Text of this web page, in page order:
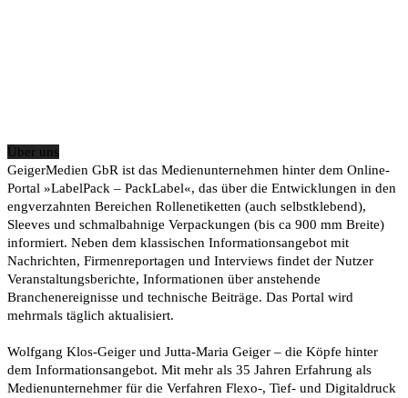
Über uns
GeigerMedien GbR ist das Medienunternehmen hinter dem Online-
Portal »LabelPack – PackLabel«, das über die Entwicklungen in den
engverzahnten Bereichen Rollenetiketten (auch selbstklebend),
Sleeves und schmalbahnige Verpackungen (bis ca 900 mm Breite)
informiert. Neben dem klassischen Informationsangebot mit
Nachrichten, Firmenreportagen und Interviews findet der Nutzer
Veranstaltungsberichte, Informationen über anstehende
Branchenereignisse und technische Beiträge. Das Portal wird
mehrmals täglich aktualisiert.
Wolfgang Klos-Geiger und Jutta-Maria Geiger – die Köpfe hinter
dem Informationsangebot. Mit mehr als 35 Jahren Erfahrung als
Medienunternehmer für die Verfahren Flexo-, Tief- und Digitaldruck